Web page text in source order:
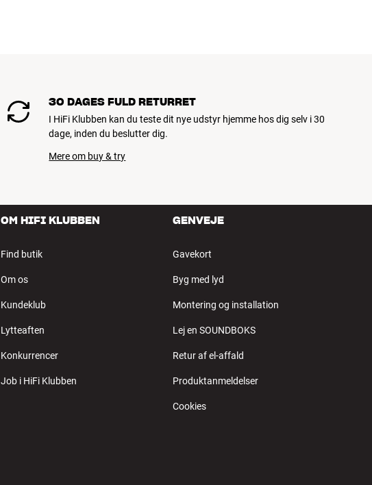
30 DAGES FULD RETURRET
I HiFi Klubben kan du teste dit nye udstyr hjemme hos dig selv i 30
dage, inden du beslutter dig.
Mere om buy & try
OM HIFI KLUBBEN
Find butik
Om os
Kundeklub
Lytteaften
Konkurrencer
Job i HiFi Klubben
GENVEJE
Gavekort
Byg med lyd
Montering og installation
Lej en SOUNDBOKS
Retur af el-affald
Produktanmeldelser
Cookies